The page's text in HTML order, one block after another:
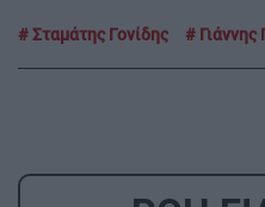
Σταμάτης Γονίδης